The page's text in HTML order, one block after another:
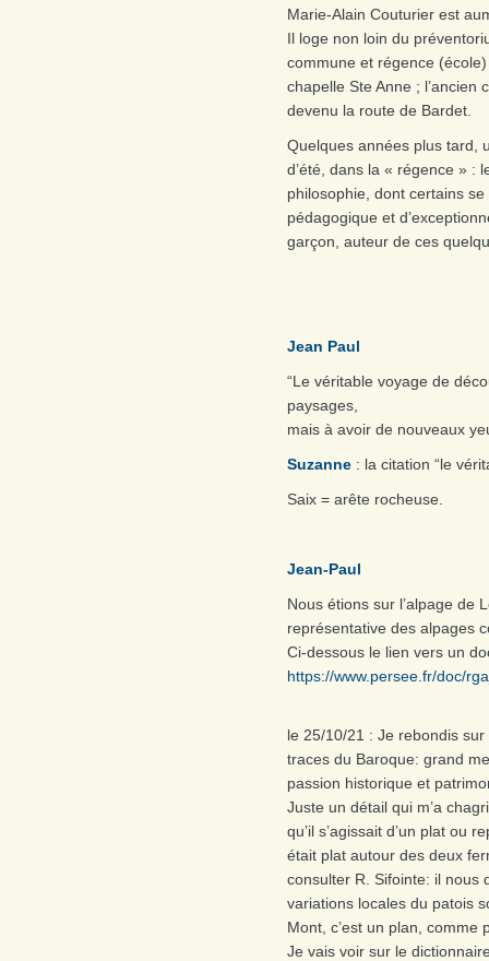
Marie-Alain Couturier est
Il loge non loin du
commune et régence
chapelle Ste Anne ;
devenu la route de Bardet.
Quelques années plus tard,
d’été, dans la « régence » :
philosophie, dont certains
pédagogique et
garçon, auteur de ces
Jean Paul
“Le véritable voyage de
paysages,
mais à avoir de nouveaux
Suzanne : la citation “le
Saix = arête rocheuse.
Jean-Paul
Nous étions sur l’alpage de
représentative des alpages
Ci-dessous le lien vers un
https://www.persee.fr/doc/
le 25/10/21 : Je rebondis
traces du Baroque: grand
passion historique et
Juste un détail qui m’a
qu’il s’agissait d’un plat ou
était plat autour des deux
consulter R. Sifointe: il nous
variations locales du patois
Mont, c’est un plan,
Je vais voir sur le